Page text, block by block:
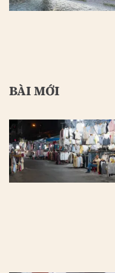
BÀI MỚI